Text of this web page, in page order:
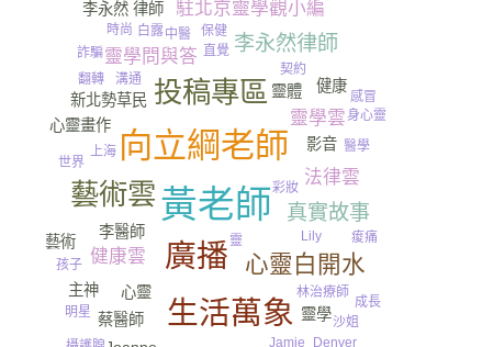
黃老師
向立綱老師
廣播
生活萬象
投稿專區
藝術雲
心靈白開水
李永然律師
真實故事
健康雲
靈學問與答
駐北京靈學觀小編
靈學雲
法律雲
心靈
李醫師
靈體
新北勢草民
靈學
蔡醫師
心靈畫作
主神
李永然 律師
影音
健康
藝術
林治療師
保健
上海
Lily
白露
翻轉
沙姐
醫學
Jamie_Denver
世界
孩子
彩妝
直覺
中醫
明星
身心靈
時尚
詐騙
靈
契約
感冒
溝通
痠痛
成長
情緒